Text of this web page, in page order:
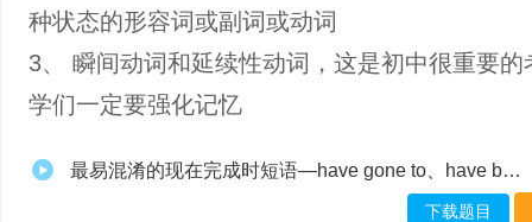
种状态的形容词或副词或动词
3、 瞬间动词和延续性动词，这是初中很重要的
学们一定要强化记忆
最易混淆的现在完成时短语—have gone to、have been to和have been in-muxed
下载题目